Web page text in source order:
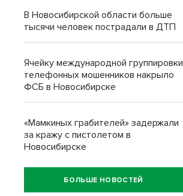
В Новосибирской области больше
тысячи человек пострадали в ДТП
Ячейку международной группировки
телефонных мошенников накрыло
ФСБ в Новосибирске
«Мамкиных грабителей» задержали
за кражу с пистолетом в
Новосибирске
БОЛЬШЕ НОВОСТЕЙ